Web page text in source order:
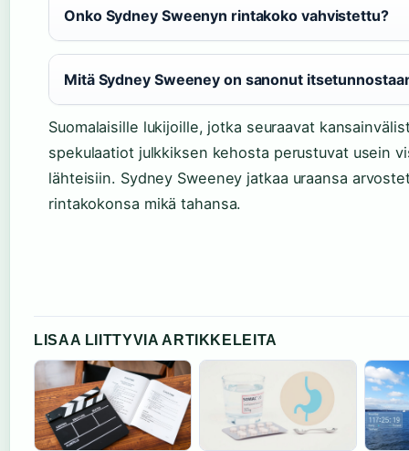
Onko Sydney Sweenyn rintakoko vahvistettu?
Mitä Sydney Sweeney on sanonut
Suomalaisille lukijoille, jotka seuraavat
spekulaatiot julkkiksen kehosta perustuvat usein
lähteisiin. Sydney Sweeney jatkaa uraansa
rintakokonsa mikä tahansa.
LISAA LIITTYVIA ARTIKKELEITA